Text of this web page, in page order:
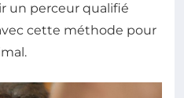
un perceur qualifié
cette méthode pour